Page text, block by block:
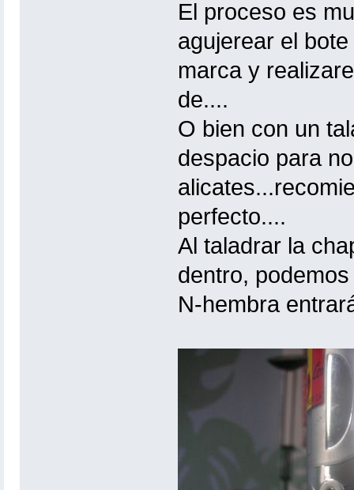
El proceso es
agujerear el
marca y
de....
O bien con un
despacio para
perfecto....
Al taladrar la
dentro,
N-hembra